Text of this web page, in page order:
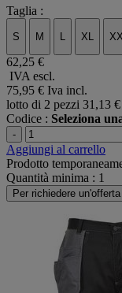
Taglia :
S M L XL
62,25 €
IVA escl.
75,95 € Iva incl.
lotto di 2 pezzi 31,13
Codice : Seleziona
-
Aggiungi al carrello
Prodotto
Quantità minima : 1
Per richiedere un'offerta